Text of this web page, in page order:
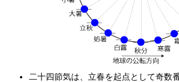
二十四節気は、立春を起点として奇数